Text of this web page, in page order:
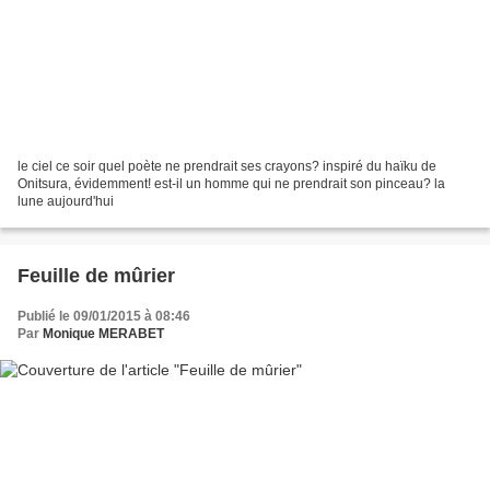
le ciel ce soir quel poète ne prendrait ses crayons? inspiré du haïku de
Onitsura, évidemment! est-il un homme qui ne prendrait son pinceau? la
lune aujourd'hui
Feuille de mûrier
Publié le 09/01/2015 à 08:46
Par Monique MERABET